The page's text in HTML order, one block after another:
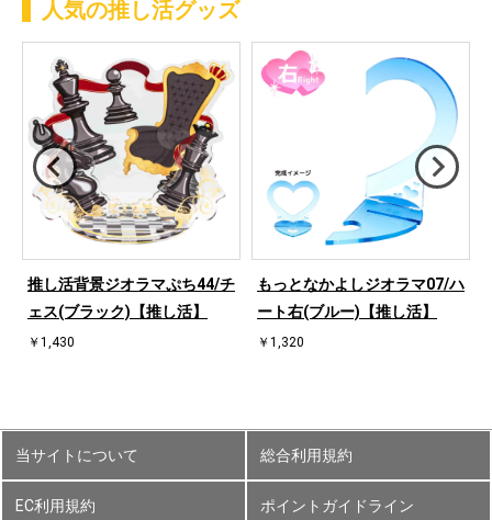
人気の推し活グッズ
推し活背景ジオラマぷち44/チ
ェス(ブラック)【推し活】
￥1,430
もっとなかよしジオラマ07/ハ
ート右(ブルー)【推し活】
￥1,320
当サイトについて 総合利用規約
EC利用規約 ポイントガイドライン